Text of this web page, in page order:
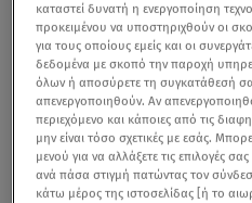
καταστεί δυνατή η ενεργοποίηση
προκειμένου να υποστηριχθούν οι
για τους οποίους εμείς και οι
δεδομένα με σκοπό την παροχή
όλων ή αποσύρετε τη συγκατάθεσή
απενεργοποιηθούν. Αν
περιεχόμενο και κάποιες από τις
μην είναι τόσο σχετικές με εσάς.
μενού για να αλλάξετε τις επιλογές
ανά πάσα στιγμή πατώντας τον
κάτω μέρος της ιστοσελίδας [ή το